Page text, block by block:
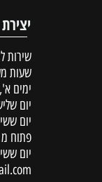
שירות
שעות
ימים
יום
יום
פתוח מ 10.00- 13.00
יום